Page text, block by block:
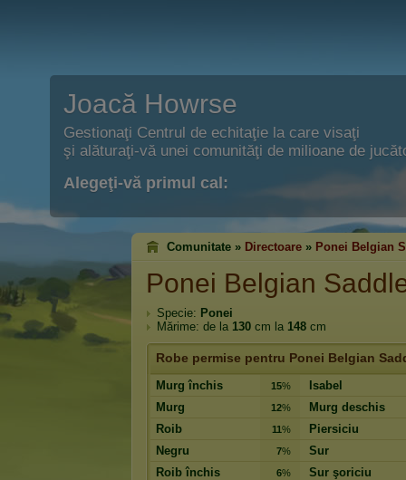
Joacă Howrse
Gestionaţi Centrul de echitaţie la care visaţi
şi alăturaţi-vă unei comunităţi de milioane de
Alegeţi-vă primul cal:
Comunitate » Directoare » Ponei Belgian
Ponei Belgian
Specie: Ponei
Mărime: de la 130 cm la 148 cm
Robe permise pentru Ponei Belgian
Murg închis 15%
Isabel
Murg
12%
Murg deschis
Roib
11%
Piersiciu
Negru
7%
Sur
Roib închis
6%
Sur şoriciu